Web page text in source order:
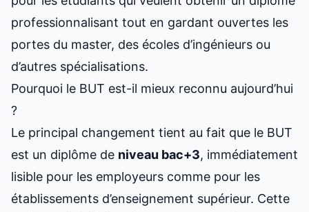
professionnalisant tout en gardant ouvertes les
portes du master, des écoles d’ingénieurs ou
d’autres spécialisations.
Pourquoi le BUT est-il mieux reconnu aujourd’hui
?
Le principal changement tient au fait que le BUT
est un diplôme de niveau bac+3, immédiatement
lisible pour les employeurs comme pour les
établissements d’enseignement supérieur. Cette